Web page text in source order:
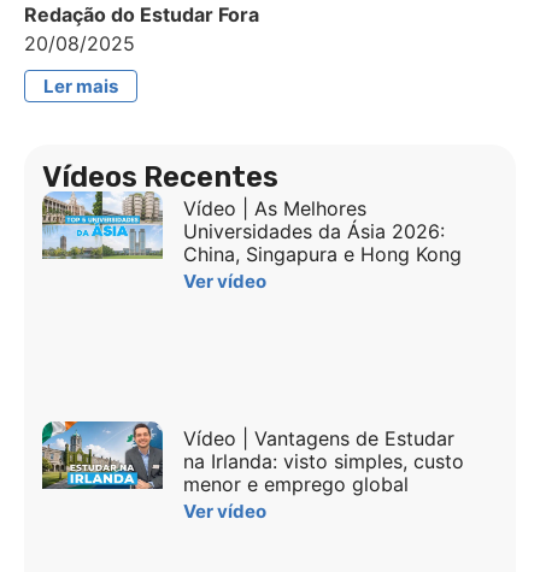
Redação do Estudar Fora
20/08/2025
Ler mais
Vídeos Recentes
Vídeo | As Melhores
Universidades da Ásia 2026:
China, Singapura e Hong Kong
Ver vídeo
Vídeo | Vantagens de Estudar
na Irlanda: visto simples, custo
menor e emprego global
Ver vídeo